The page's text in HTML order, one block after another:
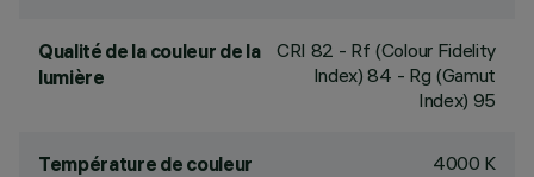
Qualité de la couleur de la
lumière
CRI 82 - Rf (Colour Fidelity
Index) 84 - Rg (Gamut
Index) 95
Température de couleur 4000 K